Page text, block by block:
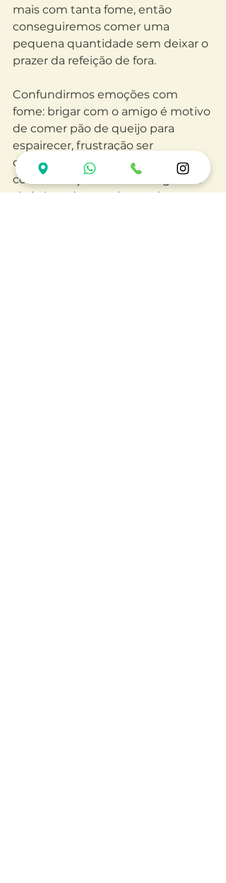
mais com tanta fome, então
conseguiremos comer uma
pequena quantidade sem deixar o
prazer da refeição de fora.
Confundirmos emoções com
fome: brigar com o amigo é motivo
de comer pão de queijo para
espairecer, frustração ser
compensado com chocolate,
comemoração com os amigos ser
sinônimo de cerveja com batata